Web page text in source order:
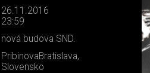
26.11.2016
23:59
nová budova SND.
PribinovaBratislava,
Slovensko